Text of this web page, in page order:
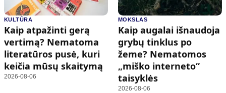
KULTŪRA
Kaip atpažinti gerą
vertimą? Nematoma
literatūros pusė, kuri
keičia mūsų skaitymą
2026-08-06
MOKSLAS
Kaip augalai išnaudoja
grybų tinklus po
žeme? Nematomos
„miško interneto“
taisyklės
2026-08-06